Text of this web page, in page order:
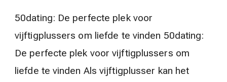
50dating: De perfecte plek voor
vijftigplussers om liefde te vinden 50dating:
De perfecte plek voor vijftigplussers om
liefde te vinden Als vijftigplusser kan het